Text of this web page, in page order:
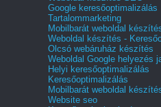
Google keresőoptimalizálás
Tartalommarketing
Mobilbarát weboldal
Weboldal készítés -
Olcsó webáruház készítés
Weboldal Google helyezés
Helyi keresőoptimalizálás
Keresőoptimalizálás
Mobilbarát weboldal
Website seo